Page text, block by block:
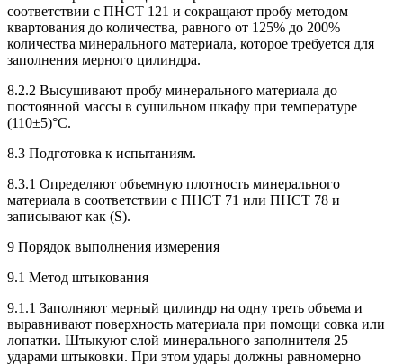
соответствии с ПНСТ 121 и сокращают пробу методом
квартования до количества, равного от 125% до 200%
количества минерального материала, которое требуется для
заполнения мерного цилиндра.
8.2.2 Высушивают пробу минерального материала до
постоянной массы в сушильном шкафу при температуре
(110±5)°С.
8.3 Подготовка к испытаниям.
8.3.1 Определяют объемную плотность минерального
материала в соответствии с ПНСТ 71 или ПНСТ 78 и
записывают как (S).
9 Порядок выполнения измерения
9.1 Метод штыкования
9.1.1 Заполняют мерный цилиндр на одну треть объема и
выравнивают поверхность материала при помощи совка или
лопатки. Штыкуют слой минерального заполнителя 25
ударами штыковки. При этом удары должны равномерно